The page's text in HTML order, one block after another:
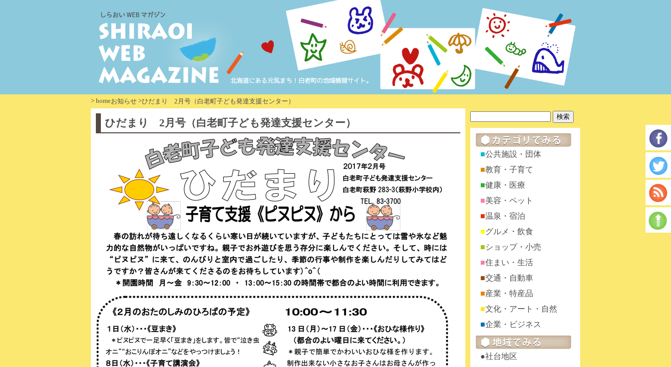
> homeお知らせ >ひだまり 2月号（白老町子ども発達支援センター）
ひだまり 2月号（白老町子ども発達支援センター）
公共施設・団体
教育・子育て
健康・医療
美容・ペット
温泉・宿泊
グルメ・飲食
ショップ・小売
住まい・生活
交通・自動車
産業・特産品
文化・アート・自然
企業・ビジネス
社台地区